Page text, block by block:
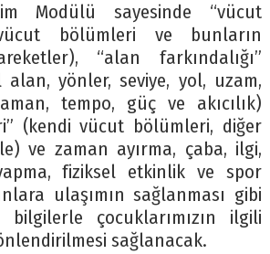
Modülü sayesinde “vücut
bölümleri ve bunların
“alan farkındalığı”
alan, yönler, seviye, yol, uzam,
tempo, güç ve akıcılık)
(kendi vücut bölümleri, diğer
ve zaman ayırma, çaba, ilgi,
fiziksel etkinlik ve spor
ulaşımın sağlanması gibi
çocuklarımızın ilgili
sağlanacak.